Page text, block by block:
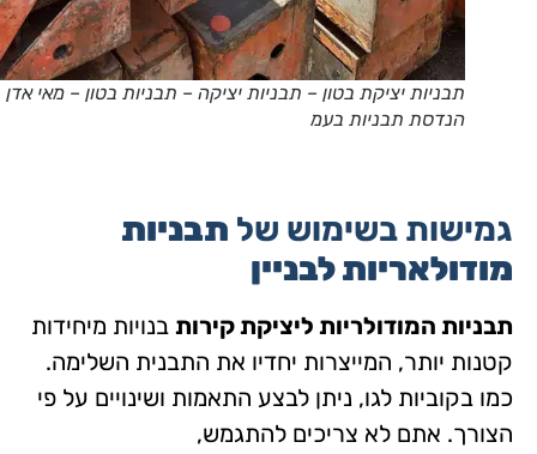
תבניות יציקת בטון – תבניות יציקה – תבניות בטון – מאי אדן
הנדסת תבניות בעמ
גמישות בשימוש שלתבניות
מודולאריות לבניין
תבניות המודולריות ליציקת קירותבנויות מיחידות
קטנות יותר, המייצרות יחדיו את התבנית השלימה.
כמו בקוביות לגו, ניתן לבצע התאמות ושינויים על פי
הצורך. אתם לא צריכים להתגמש,